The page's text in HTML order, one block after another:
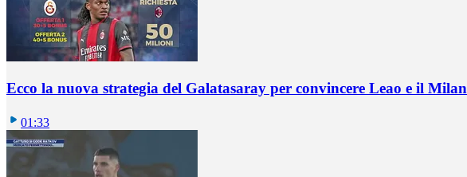
Ecco la nuova strategia del Galatasaray per convincere Leao e il Milan
01:33